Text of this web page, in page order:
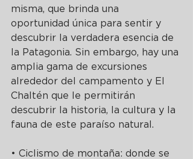
misma, que brinda una
oportunidad única para sentir y
descubrir la verdadera esencia de
la Patagonia. Sin embargo, hay una
amplia gama de excursiones
alrededor del campamento y El
Chaltén que le permitirán
descubrir la historia, la cultura y la
fauna de este paraíso natural.
• Ciclismo de montaña: donde se